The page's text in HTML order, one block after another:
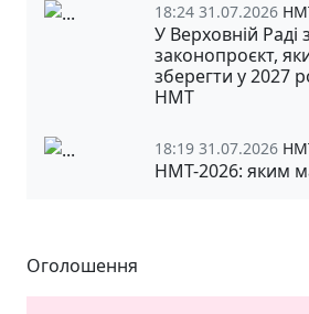
18:24 31.07.2026
У Верховній Раді
законопроєкт,
зберегти у 2027
НМТ
18:19 31.07.2026
НМТ-2026: яким
Оголошення